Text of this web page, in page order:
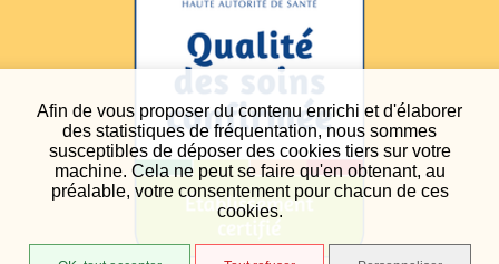
Afin de vous proposer du contenu enrichi et d'élaborer
des statistiques de fréquentation, nous sommes
susceptibles de déposer des cookies tiers sur votre
machine. Cela ne peut se faire qu'en obtenant, au
préalable, votre consentement pour chacun de ces
cookies.